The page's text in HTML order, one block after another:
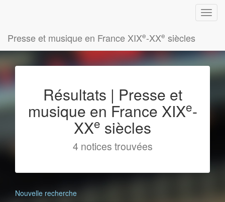
Presse et musique en France XIXe-XXe siècles
Résultats | Presse et
musique en France XIXe-
XXe siècles
4 notices trouvées
Nouvelle recherche